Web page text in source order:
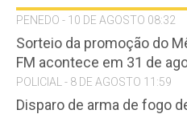
PENEDO - 10 DE AGOSTO 08:32
Sorteio da promoção do
FM acontece em 31 de
POLICIAL - 8 DE AGOSTO 11:59
Disparo de arma de fogo